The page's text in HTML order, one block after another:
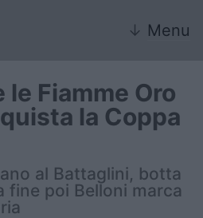
↓ Menu
Fiamme Oro
la Coppa
al Battaglini, botta
fine poi Belloni marca